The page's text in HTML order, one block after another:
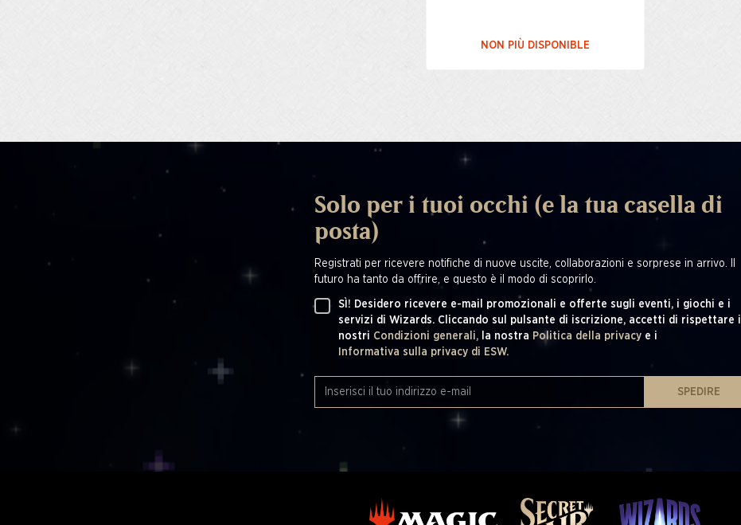
NON PIÙ DISPONIBLE
Solo per i tuoi occhi (e la tua casella di
posta)
Registrati per ricevere notifiche di nuove uscite, collaborazioni e sorprese in arrivo. Il
futuro ha tanto da offrire, e questo è il modo di scoprirlo.
SÌ! Desidero ricevere e-mail promozionali e offerte sugli eventi, i giochi e i
servizi di Wizards. Cliccando sul pulsante di iscrizione, accetti di rispettare i
nostri Condizioni generali, la nostra Politica della privacy e i
Informativa sulla privacy di ESW.
SPEDIRE